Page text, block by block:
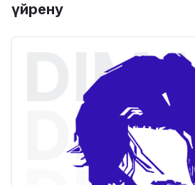
үйрену